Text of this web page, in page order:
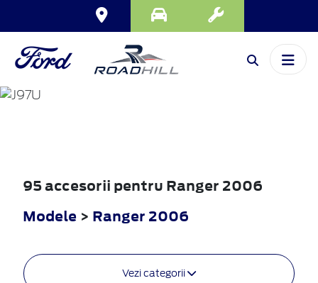
RANGER
95 accesorii pentru Ranger 2006
Modele > Ranger 2006
Vezi categorii